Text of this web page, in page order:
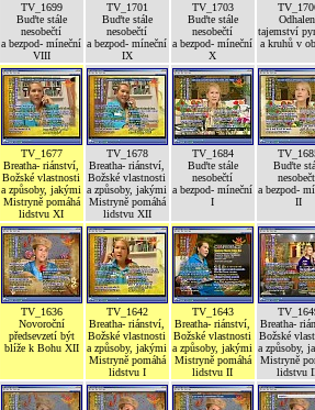
TV_1699
Buďte stále
nesobečtí
a bezpod- míneční
VIII
TV_1701
Buďte stále
nesobečtí
a bezpod- míneční
IX
TV_1703
Buďte stále
nesobečtí
a bezpod- míneční
X
tajemství
a kruhů v
TV_1677
Breatha- riánství,
Božské vlastnosti
a způsoby, jakými
Mistryně pomáhá
lidstvu XI
TV_1678
Breatha- riánství,
Božské vlastnosti
a způsoby, jakými
Mistryně pomáhá
lidstvu XII
TV_1684
Buďte stále
nesobečtí
a bezpod- míneční
I
Buďte
a bezpod-
II
TV_1636
Novoroční
předsevzetí být
blíže k Bohu XII
TV_1642
Breatha- riánství,
Božské vlastnosti
a způsoby, jakými
Mistryně pomáhá
lidstvu I
TV_1643
Breatha- riánství,
Božské vlastnosti
a způsoby, jakými
Mistryně pomáhá
lidstvu II
Breatha-
Božské
a způsoby,
Mistryně
lidstvu